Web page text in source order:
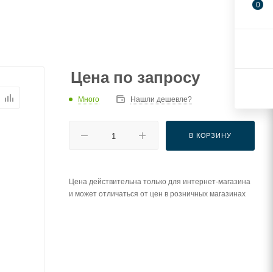
Цена по запросу
Много Нашли дешевле?
В КОРЗИНУ
Цена действительна только для интернет-магазина
и может отличаться от цен в розничных магазинах
0